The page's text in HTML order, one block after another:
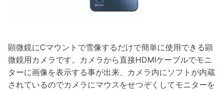
顕微鏡にCマウントで雪像するだけで簡単に使用できる顕
微鏡用カメラです。カメラから直接HDMIケーブルでモニ
ターに画像を表示する事が出来、カメラ内にソフトが内蔵
されているのでカメラにマウスをせつぞくしてモニターを